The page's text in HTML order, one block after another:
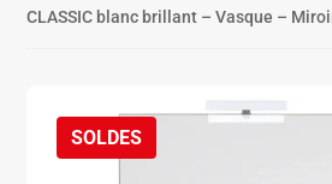
CLASSIC blanc brillant – Vasque –
SOLDES